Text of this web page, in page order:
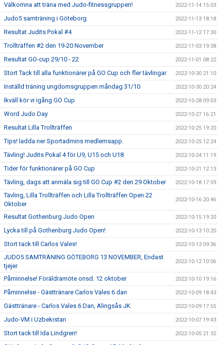
Välkomna att träna med Judo-fitnessgruppen! 2022-11-14 15:03
Judo5 samträning i Göteborg 2022-11-13 18:18
Resultat Judits Pokal #4 2022-11-12 17:30
Trollträffen #2 den 19-20 November 2022-11-03 19:38
Resultat GO-cup 29/10 - 22 2022-11-01 08:22
Stort Tack till alla funktionärer på GO Cup och fler tävlingar 2022-10-30 21:10
Inställd träning ungdomsgruppen måndag 31/10 2022-10-30 20:24
Ikväll kör vi igång GO Cup 2022-10-28 09:03
Word Judo Day 2022-10-27 16:21
Resultat Lilla Trollträffen 2022-10-25 19:20
Tips! ladda ner Sportadmins medlemsapp. 2022-10-25 12:24
Tävling! Judits Pokal 4 för U9, U15 och U18 2022-10-24 11:19
Tider för funktionärer på GO Cup 2022-10-21 12:13
Tävling, dags att anmäla sig till GO Cup #2 den 29 Oktober 2022-10-18 17:59
Tävling, Lilla Trollträffen och Lilla Trollträffen Open 22
Oktober
2022-10-16 20:46
Resultat Gothenburg Judo Open 2022-10-15 19:20
Lycka till på Gothenburg Judo Open! 2022-10-13 10:20
Stort tack till Carlos Vales! 2022-10-13 09:36
JUDO5 SAMTRÄNING GÖTEBORG 13 NOVEMBER, Endast
tjejer
2022-10-12 10:06
Påminnelse! Föräldramöte onsd. 12 oktober 2022-10-10 19:16
Påminnelse - Gästtränare Carlos Vales 6 dan 2022-10-09 18:43
Gästtränare - Carlos Vales 6 Dan, Alingsås JK 2022-10-09 17:55
Judo-VM i Uzbekistan 2022-10-07 19:43
Stort tack till Ida Lindgren! 2022-10-05 21:32